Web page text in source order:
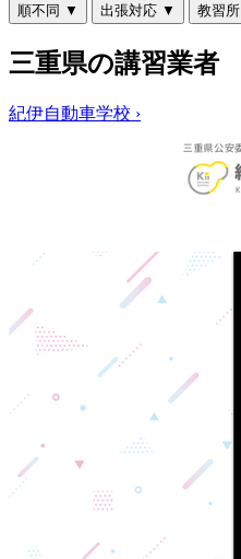
順不同 ▼ 出張対応 ▼ 教習所
三重県の講習業者
紀伊自動車学校 ›